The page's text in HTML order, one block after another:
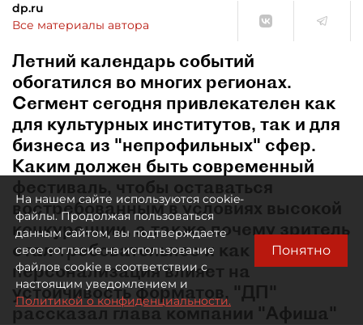
dp.ru
Все материалы автора
Летний календарь событий
обогатился во многих регионах.
Сегмент сегодня привлекателен как
для культурных институтов, так и для
бизнеса из "непрофильных" сфер.
Каким должен быть современный
фестиваль, чтобы оставаться
востребованным в условиях высокой
конкуренции, а также почему зритель
стал требовательнее и как
персонализация влияет на
устойчивость форматов, "ДП"
рассказал глава компании "Афиша"
На нашем сайте используются cookie-
файлы. Продолжая пользоваться
данным сайтом, вы подтверждаете
свое согласие на использование
файлов cookie в соответствии с
настоящим уведомлением и
Политикой о конфиденциальности.
Понятно